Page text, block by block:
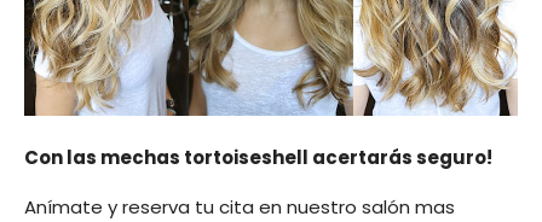
Con las mechas tortoiseshell acertarás seguro!
Anímate y reserva tu cita en nuestro salón mas